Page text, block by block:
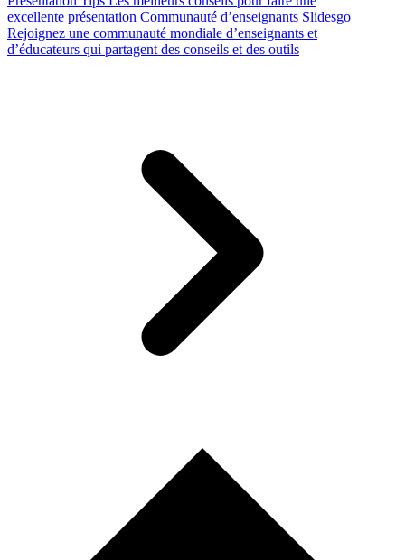
excellente présentation Communauté d’enseignants Slidesgo
Rejoignez une communauté mondiale d’enseignants et
d’éducateurs qui partagent des conseils et des outils